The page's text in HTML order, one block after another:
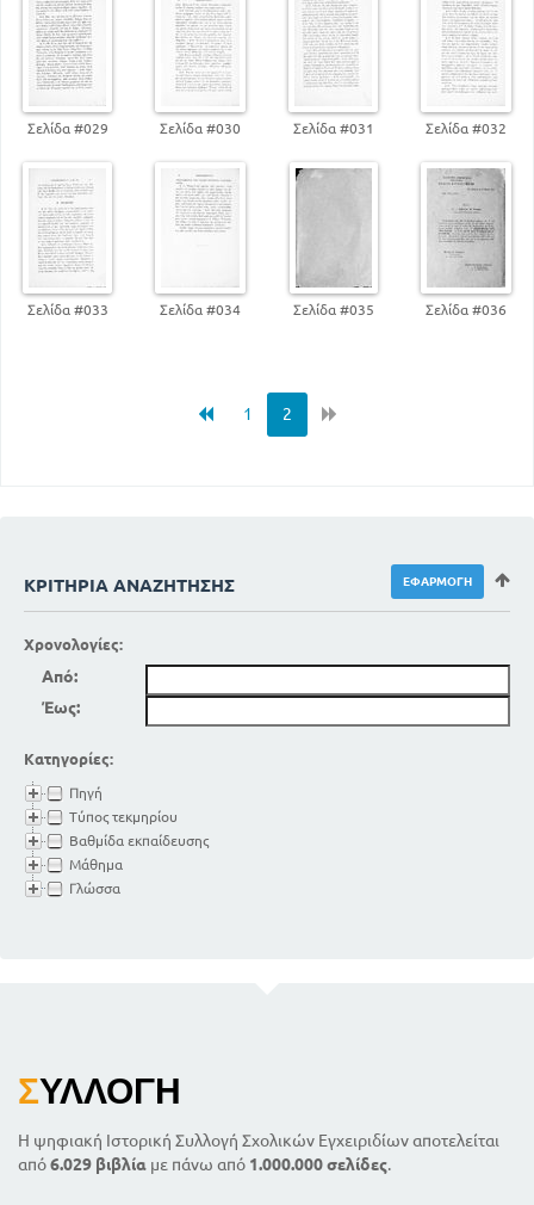
Σελίδα #029 Σελίδα #030 Σελίδα #031 Σελίδα #032
Σελίδα #033 Σελίδα #034 Σελίδα #035 Σελίδα #036
1 2
ΚΡΙΤΉΡΙΑ ΑΝΑΖΉΤΗΣΗΣ
Χρονολογίες:
Από:
Έως:
Κατηγορίες:
Πηγή
Τύπος τεκμηρίου
Βαθμίδα εκπαίδευσης
Μάθημα
Γλώσσα
ΣΥΛΛΟΓΉ
Η ψηφιακή Ιστορική Συλλογή Σχολικών Εγχειριδίων αποτελείται
από6.029 βιβλία με πάνω από 1.000.000 σελίδες.